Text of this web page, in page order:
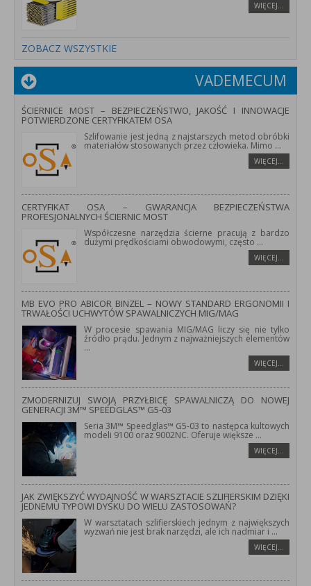
WIĘCEJ…
ZOBACZ WSZYSTKIE
VADEMECUM
ŚCIERNICE MOST – BEZPIECZEŃSTWO, JAKOŚĆ I INNOWACJE
POTWIERDZONE CERTYFIKATEM OSA
Szlifowanie jest jedną z najstarszych metod obróbki
materiałów stosowanych przez człowieka. Mimo ...
WIĘCEJ…
CERTYFIKAT OSA – GWARANCJA BEZPIECZEŃSTWA
PROFESJONALNYCH ŚCIERNIC MOST
Współczesne narzędzia ścierne pracują z bardzo
dużymi prędkościami obwodowymi, często ...
WIĘCEJ…
MB EVO PRO ABICOR BINZEL – NOWY STANDARD ERGONOMII I
TRWAŁOŚCI UCHWYTÓW SPAWALNICZYCH MIG/MAG
W procesie spawania MIG/MAG liczy się nie tylko
źródło prądu. Jednym z najważniejszych elementów
...
WIĘCEJ…
ZMODERNIZUJ SWOJĄ PRZYŁBICĘ SPAWALNICZĄ DO NOWEJ
GENERACJI 3M™ SPEEDGLAS™ G5-03
Seria 3M™ Speedglas™ G5-03 to następca kultowych
modeli 9100 oraz 9002NC. Oferuje większe ...
WIĘCEJ…
JAK ZWIĘKSZYĆ WYDAJNOŚĆ W WARSZTACIE SZLIFIERSKIM DZIĘKI
JEDNEMU TYPOWI DYSKU DO WIELU ZASTOSOWAŃ?
W warsztatach szlifierskiech jednym z największych
wyzwań nie jest brak narzędzi, ale ich nadmiar i ...
WIĘCEJ…